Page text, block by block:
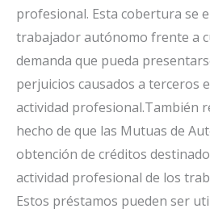
profesional. Esta cobertura se
trabajador autónomo frente a
demanda que pueda
perjuicios causados a terceros
actividad profesional.También
hecho de que las Mutuas de
obtención de créditos
actividad profesional de los
Estos préstamos pueden ser